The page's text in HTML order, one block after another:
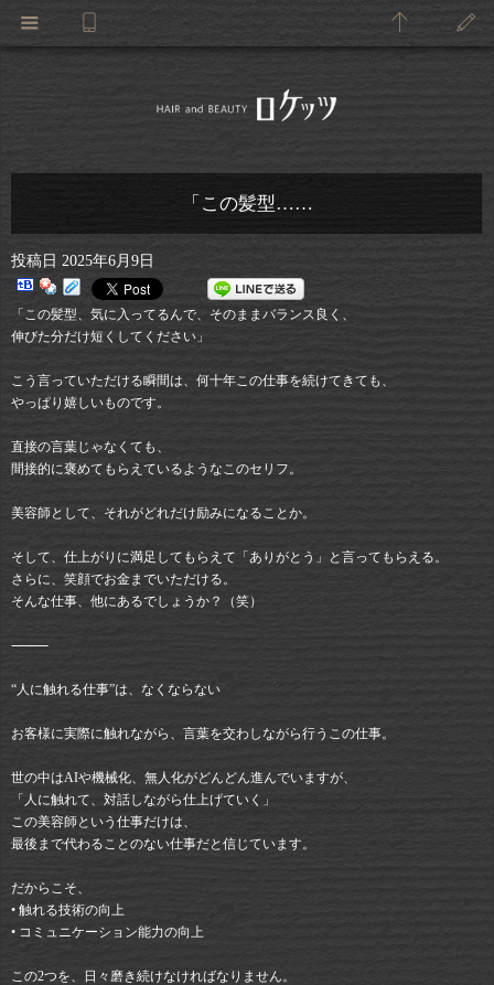
「この髪型……
投稿日 2025年6月9日
「この髪型、気に入ってるんで、そのままバランス良く、
伸びた分だけ短くしてください」
こう言っていただける瞬間は、何十年この仕事を続けてきても、
やっぱり嬉しいものです。
直接の言葉じゃなくても、
間接的に褒めてもらえているようなこのセリフ。
美容師として、それがどれだけ励みになることか。
そして、仕上がりに満足してもらえて「ありがとう」と言ってもらえる。
さらに、笑顔でお金までいただける。
そんな仕事、他にあるでしょうか？（笑）
⸻
“人に触れる仕事”は、なくならない
お客様に実際に触れながら、言葉を交わしながら行うこの仕事。
世の中はAIや機械化、無人化がどんどん進んでいますが、
「人に触れて、対話しながら仕上げていく」
この美容師という仕事だけは、
最後まで代わることのない仕事だと信じています。
だからこそ、
• 触れる技術の向上
• コミュニケーション能力の向上
この2つを、日々磨き続けなければなりません。